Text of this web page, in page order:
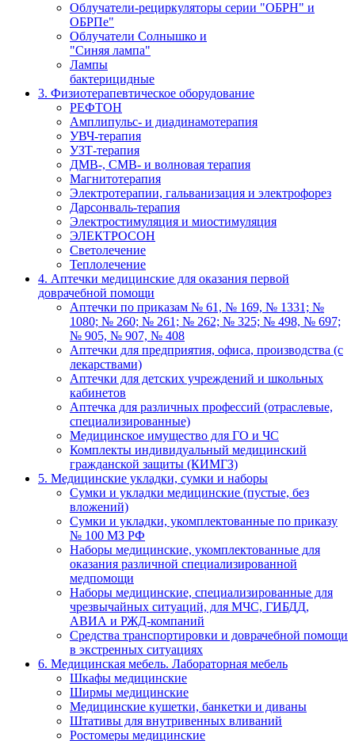
Облучатели-рециркуляторы серии "ОБРН" и
ОБРПе"
Облучатели Солнышко и
"Синяя лампа"
Лампы
бактерицидные
3. Физиотерапевтическое оборудование
РЕФТОН
Амплипульс- и диадинамотерапия
УВЧ-терапия
УЗТ-терапия
ДМВ-, СМВ- и волновая терапия
Магнитотерапия
Электротерапии, гальванизация и электрофорез
Дарсонваль-терапия
Электростимуляция и миостимуляция
ЭЛЕКТРОСОН
Светолечение
Теплолечение
4. Аптечки медицинские для оказания первой
доврачебной помощи
Аптечки по приказам № 61, № 169, № 1331; №
1080; № 260; № 261; № 262; № 325; № 498, № 697;
№ 905, № 907, № 408
Аптечки для предприятия, офиса, производства (с
лекарствами)
Аптечки для детских учреждений и школьных
кабинетов
Аптечка для различных профессий (отраслевые,
специализированные)
Медицинское имущество для ГО и ЧС
Комплекты индивидуальный медицинский
гражданской защиты (КИМГЗ)
5. Медицинские укладки, сумки и наборы
Сумки и укладки медицинские (пустые, без
вложений)
Сумки и укладки, укомплектованные по приказу
№ 100 МЗ РФ
Наборы медицинские, укомплектованные для
оказания различной специализированной
медпомощи
Наборы медицинские, специализированные для
чрезвычайных ситуаций, для МЧС, ГИБДД,
АВИА и РЖД-компаний
Средства транспортировки и доврачебной помощи
в экстренных ситуациях
6. Медицинская мебель. Лабораторная мебель
Шкафы медицинские
Ширмы медицинские
Медицинские кушетки, банкетки и диваны
Штативы для внутривенных вливаний
Ростомеры медицинские